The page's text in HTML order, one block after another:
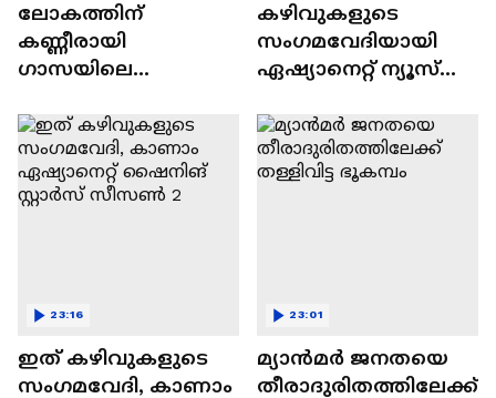
ലോകത്തിന്
കണ്ണീരായി
ഗാസയിലെ
കുഞ്ഞുങ്ങൾ
കഴിവുകളുടെ
സംഗമവേദിയായി
ഏഷ്യാനെറ്റ് ന്യൂസ്
സീസൺ 2
ഇത് കഴിവുകളുടെ
സംഗമവേദി, കാണാം
23:16
മ്യാൻമർ ജനതയെ
തീരാദുരിതത്തിലേക്ക്
23:01